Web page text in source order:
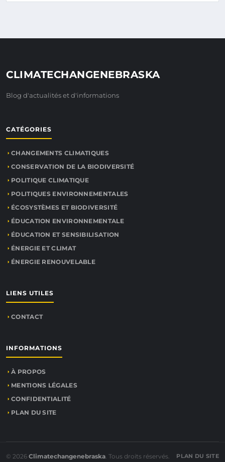
CLIMATECHANGENEBRASKA
Blog d'actualités et d'informations
CATÉGORIES
CHANGEMENTS CLIMATIQUES
CONSERVATION DE LA BIODIVERSITÉ
POLITIQUE CLIMATIQUE
POLITIQUES ENVIRONNEMENTALES
ÉCOSYSTÈMES ET BIODIVERSITÉ
ÉDUCATION ENVIRONNEMENTALE
ÉDUCATION ET SENSIBILISATION
ÉNERGIE ET CLIMAT
ÉNERGIE RENOUVELABLE
LIENS UTILES
CONTACT
INFORMATIONS
À PROPOS
MENTIONS LÉGALES
CONFIDENTIALITÉ
PLAN DU SITE
© 2026 Climatechangenebraska. Tous droits réservés. PLAN DU SITE